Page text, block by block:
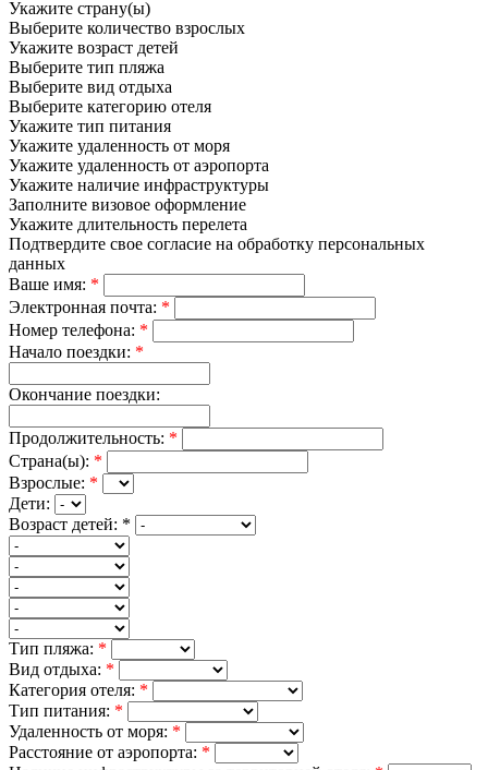
Укажите страну(ы)
Выберите количество взрослых
Укажите возраст детей
Выберите тип пляжа
Выберите вид отдыха
Выберите категорию отеля
Укажите тип питания
Укажите удаленность от моря
Укажите удаленность от аэропорта
Укажите наличие инфраструктуры
Заполните визовое оформление
Укажите длительность перелета
Подтвердите свое согласие на обработку персональных
данных
Ваше имя: *
Электронная почта: *
Номер телефона: *
Начало поездки: *
Окончание поездки:
Продолжительность: *
Страна(ы): *
Взрослые: *
Дети:
Возраст детей: *
Тип пляжа: *
Вид отдыха: *
Категория отеля: *
Тип питания: *
Удаленность от моря: *
Расстояние от аэропорта: *